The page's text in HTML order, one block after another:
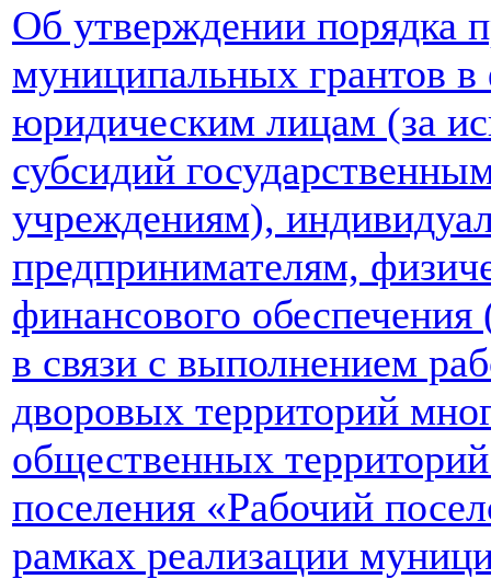
Об утверждении порядка
муниципальных грантов
юридическим лицам (за
субсидий
учреждениям),
предпринимателям,
финансового
в связи с выполнением
дворовых территорий
общественных территорий
поселения «Рабочий
рамках реализации